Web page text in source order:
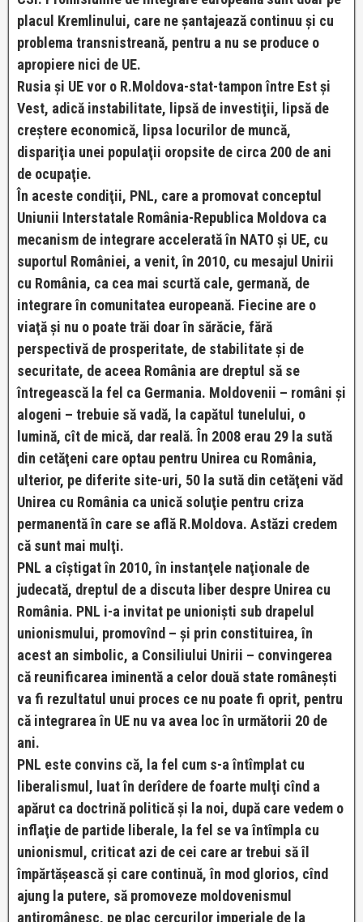
placul Kremlinului, care ne şantajează continuu şi cu
problema transnistreană, pentru a nu se produce o
apropiere nici de UE.
Rusia şi UE vor o R.Moldova-stat-tampon între Est şi
Vest, adică instabilitate, lipsă de investiţii, lipsă de
creştere economică, lipsa locurilor de muncă,
dispariţia unei populaţii oropsite de circa 200 de ani
de ocupaţie.
În aceste condiţii, PNL, care a promovat conceptul
Uniunii Interstatale România-Republica Moldova ca
mecanism de integrare accelerată în NATO şi UE, cu
suportul României, a venit, în 2010, cu mesajul Unirii
cu România, ca cea mai scurtă cale, germană, de
integrare în comunitatea europeană. Fiecine are o
viaţă şi nu o poate trăi doar în sărăcie, fără
perspectivă de prosperitate, de stabilitate şi de
securitate, de aceea România are dreptul să se
întregească la fel ca Germania. Moldovenii – români şi
alogeni – trebuie să vadă, la capătul tunelului, o
lumină, cît de mică, dar reală. În 2008 erau 29 la sută
din cetăţeni care optau pentru Unirea cu România,
ulterior, pe diferite site-uri, 50 la sută din cetăţeni văd
Unirea cu România ca unică soluţie pentru criza
permanentă în care se află R.Moldova. Astăzi credem
că sunt mai mulţi.
PNL a cîştigat în 2010, în instanţele naţionale de
judecată, dreptul de a discuta liber despre Unirea cu
România. PNL i-a invitat pe unionişti sub drapelul
unionismului, promovînd – şi prin constituirea, în
acest an simbolic, a Consiliului Unirii – convingerea
că reunificarea iminentă a celor două state româneşti
va fi rezultatul unui proces ce nu poate fi oprit, pentru
că integrarea în UE nu va avea loc în următorii 20 de
ani.
PNL este convins că, la fel cum s-a întîmplat cu
liberalismul, luat în derîdere de foarte mulţi cînd a
apărut ca doctrină politică şi la noi, după care vedem o
inflaţie de partide liberale, la fel se va întîmpla cu
unionismul, criticat azi de cei care ar trebui să îl
împărtăşească şi care continuă, în mod glorios, cînd
ajung la putere, să promoveze moldovenismul
antiromânesc, pe plac cercurilor imperiale de la